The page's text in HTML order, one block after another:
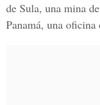
de Sula, una mina
Panamá, una oficina